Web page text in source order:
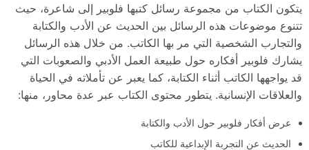
يتكون الكتاب من مجموعة رسائل كتبها فلوبير إلى شاعرة، حيث
تتنوع موضوعات هذه الرسائل بين الحديث عن الأدب والكتابة
والتجارب الشخصية التي مر بها الكاتب. من خلال هذه الرسائل
يشارك فلوبير أفكاره حول طبيعة العمل الأدبي والصعوبات التي
قد يواجهها الكاتب أثناء الكتابة، كما يعبر عن تأملاته في الحياة
والعلاقات الإنسانية. يتطور محتوى الكتاب عبر عدة محاور، منها:
عرض أفكار فلوبير حول الأدب والكتابة
الحديث عن التجربة الإبداعية للكاتب